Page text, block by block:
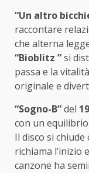
“Un altro
raccontare
che alterna
“Bioblitz ”si
passa e la
originale e
“Sogno-B”del
con un
Il disco si chiude
richiama l’inizio
canzone ha